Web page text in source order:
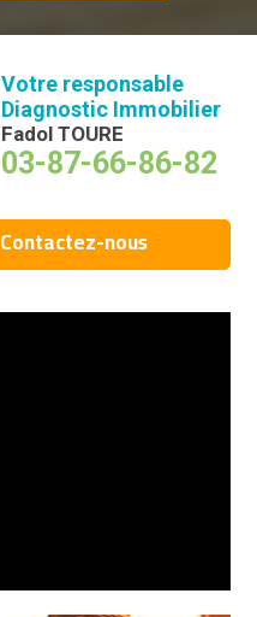
Votre responsable
Diagnostic Immobilier
Fadol TOURE
03-87-66-86-82
Contactez-nous